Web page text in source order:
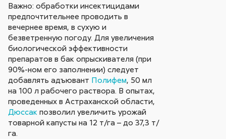
Важно: обработки инсектицидами
предпочтительнее проводить в
вечернее время, в сухую и
безветренную погоду. Для увеличения
биологической эффективности
препаратов в бак опрыскивателя (при
90%-ном его заполнении) следует
добавлять адъювант Полифем, 50 мл
на 100 л рабочего раствора. В опытах,
проведенных в Астраханской области,
Дюссак позволил увеличить урожай
товарной капусты на 12 т/га – до 37,3 т/
га.